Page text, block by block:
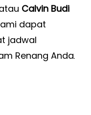
Calvin Budi
dapat
jadwal
Renang Anda.